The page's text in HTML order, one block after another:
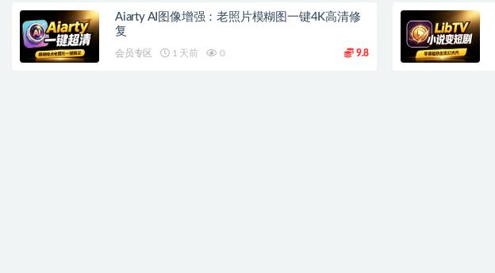
Aiarty AI图像增强：老照片模糊图一键4K高清修
复
会员专区 1 天前 0 9.8